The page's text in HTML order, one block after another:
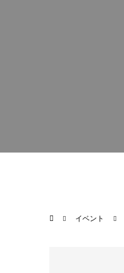
イベント